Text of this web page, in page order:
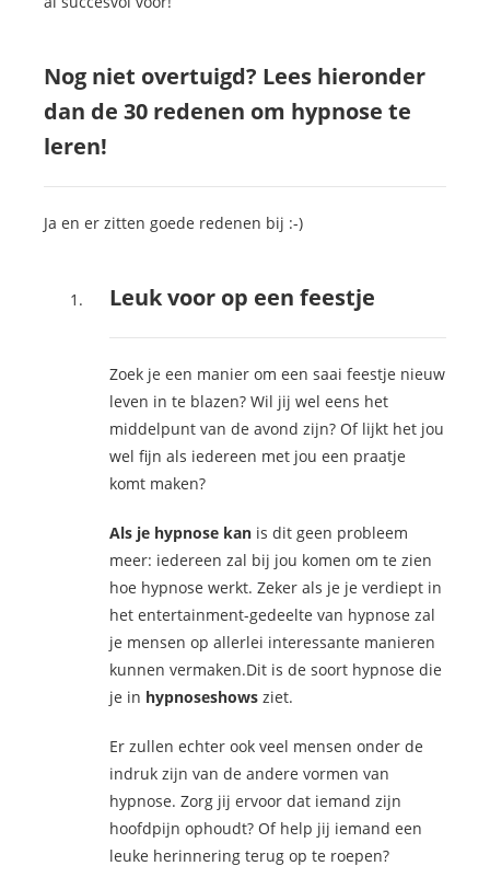
Nog niet overtuigd? Lees hieronder
dan de 30 redenen om hypnose te
leren!
Ja en er zitten goede redenen bij :-)
Leuk voor op een feestje
Zoek je een manier om een saai feestje nieuw
leven in te blazen? Wil jij wel eens het
middelpunt van de avond zijn? Of lijkt het jou
wel fijn als iedereen met jou een praatje
komt maken?
Als je hypnose kan is dit geen probleem
meer: iedereen zal bij jou komen om te zien
hoe hypnose werkt. Zeker als je je verdiept in
het entertainment-gedeelte van hypnose zal
je mensen op allerlei interessante manieren
kunnen vermaken.Dit is de soort hypnose die
je in hypnoseshows ziet.
Er zullen echter ook veel mensen onder de
indruk zijn van de andere vormen van
hypnose. Zorg jij ervoor dat iemand zijn
hoofdpijn ophoudt? Of help jij iemand een
leuke herinnering terug op te roepen?